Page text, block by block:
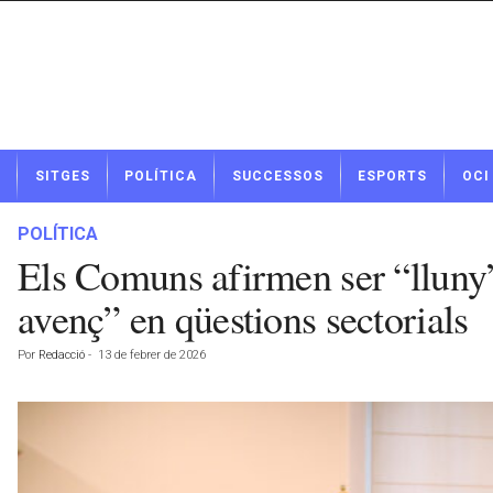
t
SITGES POLÍTICA SUCCESSOS ESPORTS OCI
POLÍTICA
Els Comuns afirmen ser
avenç” en qüestions sectorials
Por Redacció - 13 de febrer de 2026